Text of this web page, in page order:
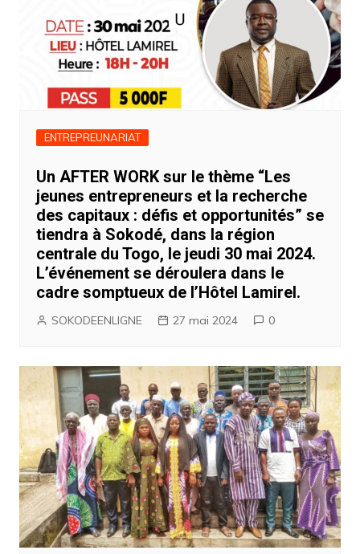
ENTREPREUNARIAT
Un AFTER WORK sur le thème “Les
jeunes entrepreneurs et la recherche
des capitaux : défis et opportunités” se
tiendra à Sokodé, dans la région
centrale du Togo, le jeudi 30 mai 2024.
L’événement se déroulera dans le
cadre somptueux de l’Hôtel Lamirel.
SOKODEENLIGNE 27 mai 2024 0